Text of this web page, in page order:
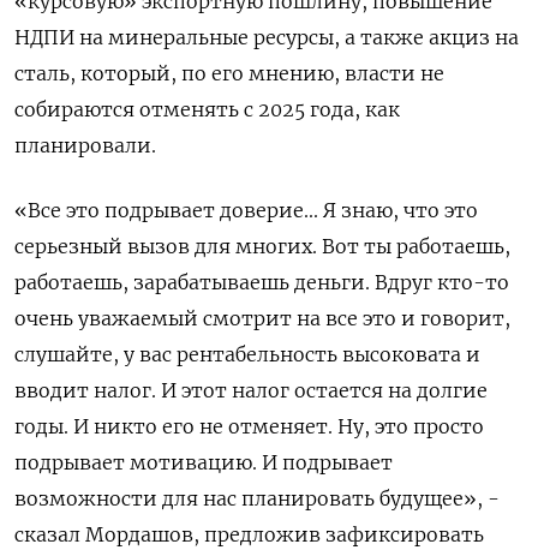
НДПИ на минеральные ресурсы, а также акциз на
сталь, который, по его мнению, власти не
собираются отменять с 2025 года, как
планировали.
«Все это подрывает доверие... Я знаю, что это
серьезный вызов для многих. Вот ты работаешь,
работаешь, зарабатываешь деньги. Вдруг кто-то
очень уважаемый смотрит на все это и говорит,
слушайте, у вас рентабельность высоковата и
вводит налог. И этот налог остается на долгие
годы. И никто его не отменяет. Ну, это просто
подрывает мотивацию. И подрывает
возможности для нас планировать будущее», -
сказал Мордашов, предложив зафиксировать